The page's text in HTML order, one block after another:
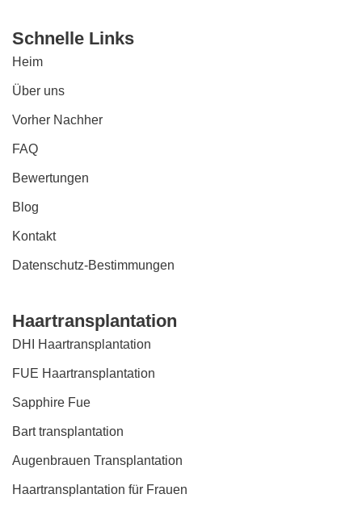
Schnelle Links
Heim
Über uns
Vorher Nachher
FAQ
Bewertungen
Blog
Kontakt
Datenschutz-Bestimmungen
Haartransplantation
DHI Haartransplantation
FUE Haartransplantation
Sapphire Fue
Bart transplantation
Augenbrauen Transplantation
Haartransplantation für Frauen